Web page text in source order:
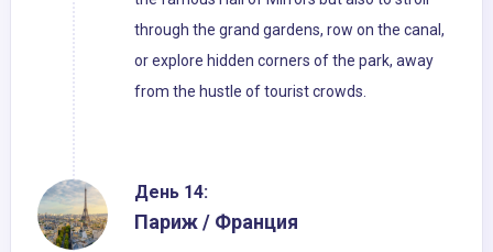
through the grand gardens, row on the canal,
or explore hidden corners of the park, away
from the hustle of tourist crowds.
День 14:
Париж / Франция